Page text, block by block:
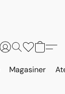
Magasiner